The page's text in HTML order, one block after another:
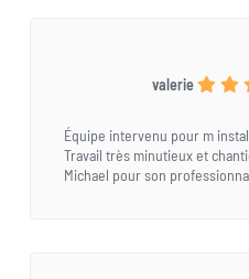
valerie
Équipe intervenu pour m
Travail très minutieux et
Michael pour son